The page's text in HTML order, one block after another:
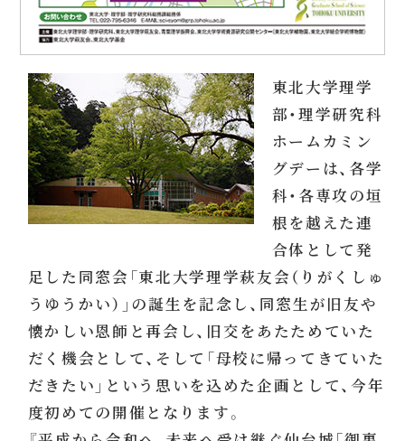
東北大学理学
部・理学研究科
ホームカミン
グデーは、各学
科・各専攻の垣
根を越えた連
合体として発
足した同窓会「東北大学理学萩友会（りがくしゅ
うゆうかい）」の誕生を記念し、同窓生が旧友や
懐かしい恩師と再会し、旧交をあたためていた
だく機会として、そして「母校に帰ってきていた
だきたい」という思いを込めた企画として、今年
度初めての開催となります。